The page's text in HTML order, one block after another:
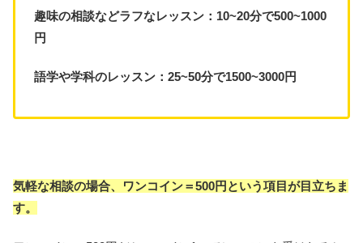
趣味の相談などラフなレッスン：10~20分で500~1000
円
語学や学科のレッスン：25~50分で1500~3000円
気軽な相談の場合、ワンコイン＝500円という項目が目立ちま
す。